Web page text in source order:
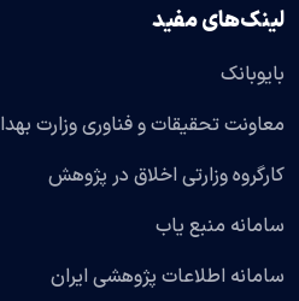
لینک‌های مفید
بایوبانک
معاونت تحقیقات و فناوری وزارت
کارگروه وزارتی اخلاق در پژوهش
سامانه منبع یاب
سامانه اطلاعات پژوهشی ایران